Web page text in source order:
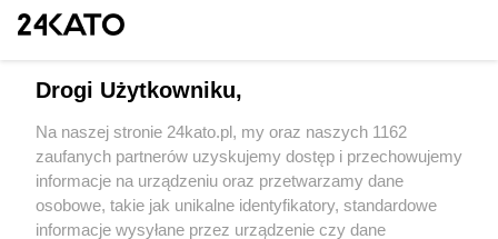
Wydawca mediów lokalnych
Drogi Użytkowniku,
Na naszej stronie 24kato.pl, my oraz naszych 1162
zaufanych partnerów uzyskujemy dostęp i przechowujemy
informacje na urządzeniu oraz przetwarzamy dane
osobowe, takie jak unikalne identyfikatory, standardowe
informacje wysyłane przez urządzenie czy dane